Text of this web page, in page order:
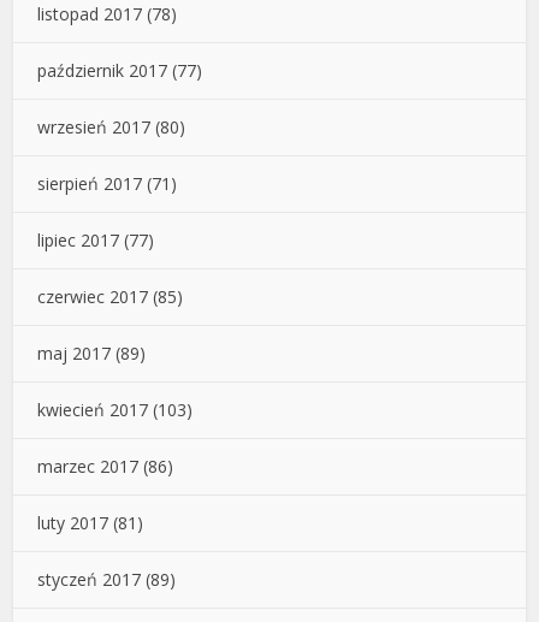
listopad 2017 (78)
październik 2017 (77)
wrzesień 2017 (80)
sierpień 2017 (71)
lipiec 2017 (77)
czerwiec 2017 (85)
maj 2017 (89)
kwiecień 2017 (103)
marzec 2017 (86)
luty 2017 (81)
styczeń 2017 (89)